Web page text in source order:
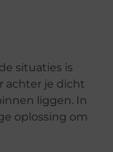
situaties is
achter je dicht
liggen. In
oplossing om